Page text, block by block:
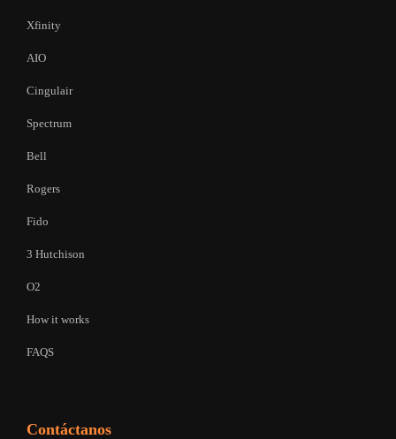
Xfinity
AIO
Cingulair
Spectrum
Bell
Rogers
Fido
3 Hutchison
O2
How it works
FAQS
Contáctanos